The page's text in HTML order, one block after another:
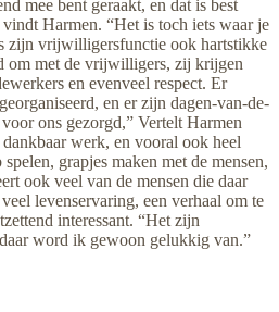
mee bent geraakt, en dat is best
Harmen. “Het is toch iets waar je
zijn vrijwilligersfunctie ook hartstikke
om met de vrijwilligers, zij krijgen
en evenveel respect. Er
en er zijn dagen-van-de-
ons gezorgd,” Vertelt Harmen
werk, en vooral ook heel
grapjes maken met de mensen,
ook veel van de mensen die daar
levenservaring, een verhaal om te
interessant. “Het zijn
word ik gewoon gelukkig van.”